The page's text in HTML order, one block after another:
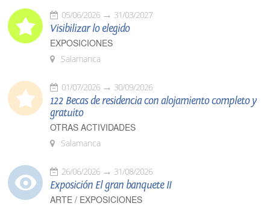
05/06/2026 31/03/2027
Visibilizar lo elegido
EXPOSICIONES
Salamanca
01/07/2026 30/09/2026
122 Becas de residencia con alojamiento completo y
gratuito
OTRAS ACTIVIDADES
Salamanca
26/06/2026 31/08/2026
Exposición El gran banquete II
ARTE / EXPOSICIONES